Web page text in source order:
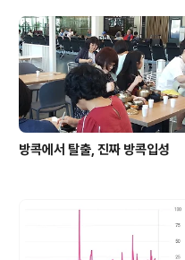
방콕에서 탈출, 진짜 방콕입성